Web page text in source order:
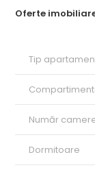
Oferte
- aparat de aer
Locuinta este
Conditii:
Pentru mai
contactati.
Tip
Număr
Dormitoare